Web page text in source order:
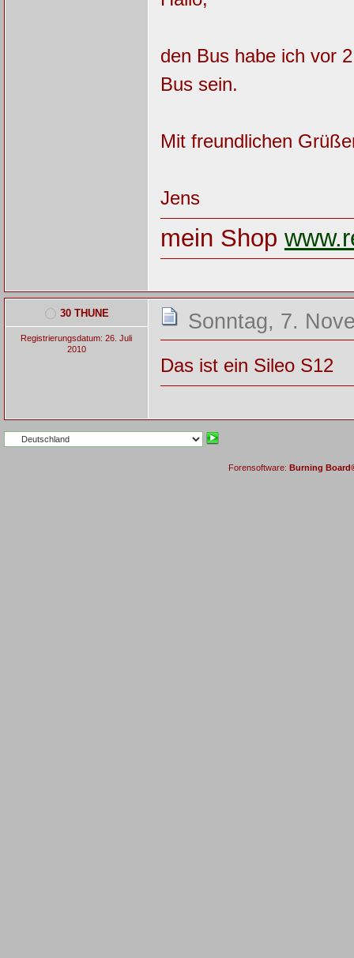
den Bus habe ich vor
Bus sein.
Mit freundlichen
Jens
mein Shop
30 THUNE
Registrierungsdatum: 26. Juli
2010
Sonntag, 7.
Das ist ein Sileo S12
Forensoftware: Burning